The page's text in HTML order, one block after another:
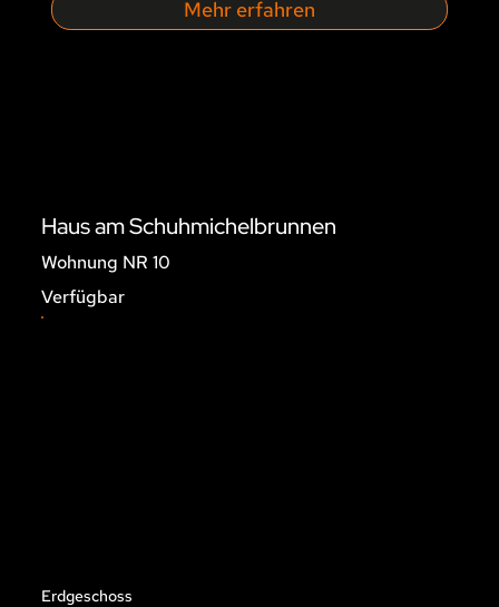
Mehr erfahren
Haus am Schuhmichelbrunnen
Wohnung NR 10
Verfügbar
Erdgeschoss